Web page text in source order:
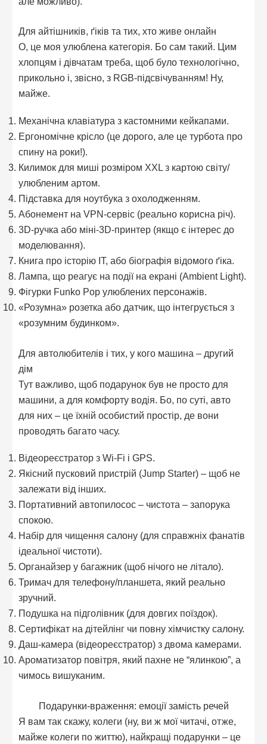
Для айтішників, ґіків та тих, хто живе онлайн
О, це моя улюблена категорія. Бо сам такий. Цим
хлопцям і дівчатам треба, щоб було технологічно,
прикольно і, звісно, з RGB-підсвічуванням! Ну,
майже.
Механічна клавіатура з кастомними кейкапами.
Ергономічне крісло (це дорого, але це турбота про
спину на роки!).
Килимок для миші розміром XXL з картою світу/
улюбленим артом.
Підставка для ноутбука з охолодженням.
Абонемент на VPN-сервіс (реально корисна річ).
3D-ручка або міні-3D-принтер (якщо є інтерес до
моделювання).
Книга про історію IT, або біографія відомого ґіка.
Лампа, що реагує на події на екрані (Ambient Light).
Фігурки Funko Pop улюблених персонажів.
«Розумна» розетка або датчик, що інтегрується з
«розумним будинком».
Для автолюбителів і тих, у кого машина – другий
дім
Тут важливо, щоб подарунок був не просто для
машини, а для комфорту водія. Бо, по суті, авто
для них – це їхній особистий простір, де вони
проводять багато часу.
Відеореєстратор з Wi-Fi і GPS.
Якісний пусковий пристрій (Jump Starter) – щоб не
залежати від інших.
Портативний автопилосос – чистота – запорука
спокою.
Набір для чищення салону (для справжніх фанатів
ідеальної чистоти).
Органайзер у багажник (щоб нічого не літало).
Тримач для телефону/планшета, який реально
зручний.
Подушка на підголівник (для довгих поїздок).
Сертифікат на дітейлінг чи повну хімчистку салону.
Даш-камера (відеореєстратор) з двома камерами.
Ароматизатор повітря, який пахне не “ялинкою”, а
чимось вишуканим.
Подарунки-враження: емоції замість речей
Я вам так скажу, колеги (ну, ви ж мої читачі, отже,
майже колеги по життю), найкращі подарунки – це